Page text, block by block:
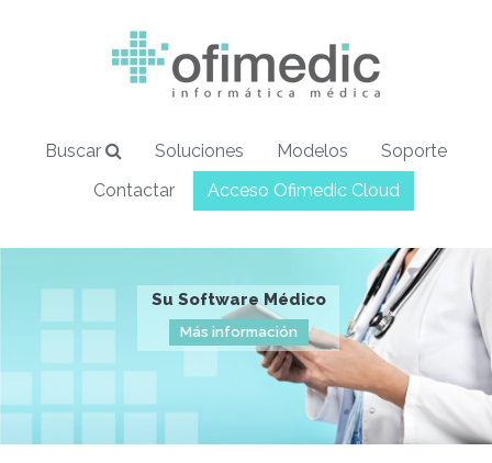
Buscar Soluciones Modelos
Soporte
Contactar
Acceso Ofimedic Cloud
Su Software Médico
Más información
Ofimedic CLOUD
Más información
Clientes satisfechos
Desde 15€ al mes
Más información